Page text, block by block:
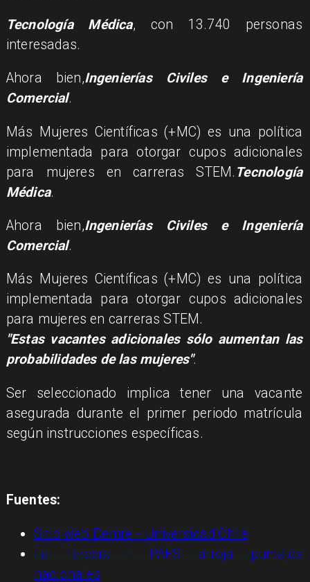
Tecnología Médica, con 13.740 personas
interesadas.
Ahora bien,Ingenierías Civiles e Ingeniería
Comercial.
Más Mujeres Científicas (+MC) es una política
implementada para otorgar cupos adicionales
para mujeres en carreras STEM. Tecnología
Médica.
Ahora bien,Ingenierías Civiles e Ingeniería
Comercial.
Más Mujeres Científicas (+MC) es una política
implementada para otorgar cupos adicionales
para mujeres en carreras STEM.
"Estas vacantes adicionales sólo aumentan las
probabilidades de las mujeres".
Ser seleccionado implica tener una vacante
asegurada durante el primer periodo matrícula
según instrucciones específicas.
Fuentes:
Sitio web Demre - Universidad Chile
La Tercera - PAES arroja puntajes
nacionales